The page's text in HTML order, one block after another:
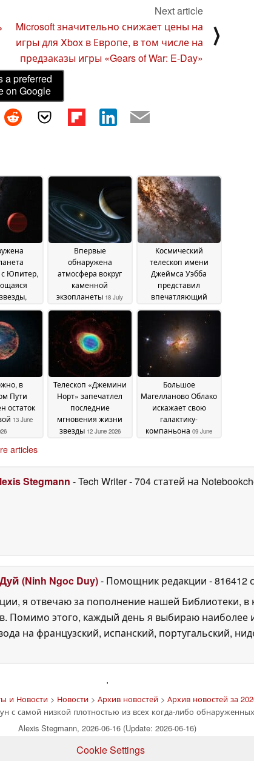
Next article
Microsoft значительно снижает цены на
игры для Xbox в Европе, в том числе на
предзаказы игры «Gears of War: E-Day»
⟩
a preferred
on Google
Юпитер,
20
Впервые
обнаружена
атмосфера вокруг
каменной
экзопланеты 18 July
2026
Космический
телескоп имени
Джеймса Уэбба
представил
впечатляющий
в
Пути
остаток
13 June
Телескоп «Джемини
Норт» запечатлел
последние
мгновения жизни
звезды 12 June 2026
Большое
Магелланово Облако
искажает свою
галактику-
компаньона 09 June
articles
Stegmann - Tech Writer- 704 статей на
(Ninh Ngoc Duy)- Помощник редакции - 816412
я отвечаю за пополнение нашей Библиотеки,
Помимо этого, каждый день я выбираю наиболее
на французский, испанский, португальский,
'
и Новости> Новости> Архив новостей> Архив новостей за
с самой низкой плотностью из всех когда-либо обнаруженных
Alexis Stegmann, 2026-06-16 (Update: 2026-06-16)
Cookie Settings